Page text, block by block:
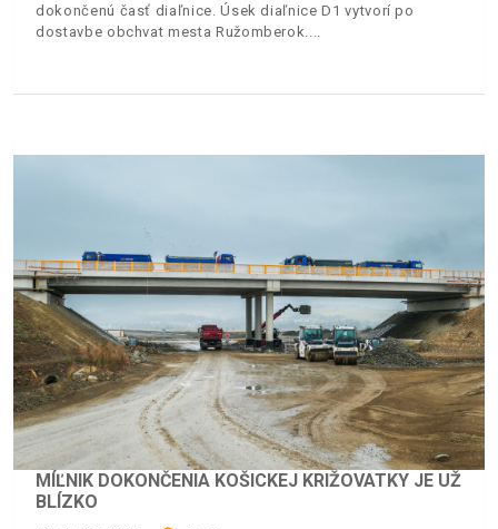
dokončenú časť diaľnice. Úsek diaľnice D1 vytvorí po
dostavbe obchvat mesta Ružomberok.
MÍĽNIK DOKONČENIA KOŠICKEJ KRIŽOVATKY JE UŽ
BLÍZKO